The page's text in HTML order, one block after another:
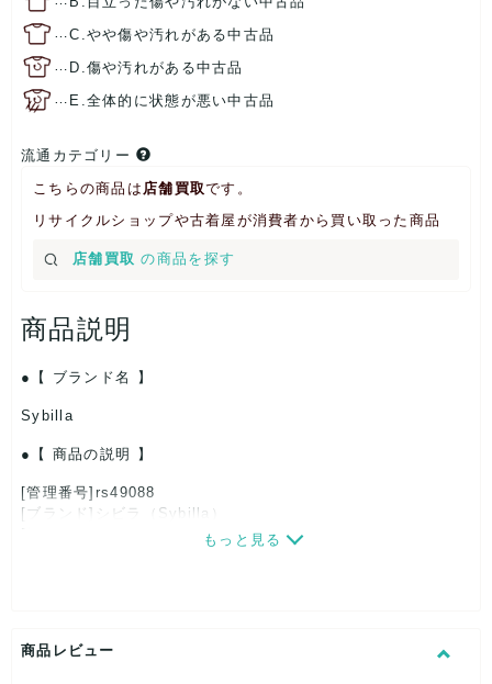
…C.やや傷や汚れがある中古品
… D.傷や汚れがある中古品
… E.全体的に状態が悪い中古品
流通カテゴリー
こちらの商品は 店舗買取です。
リサイクルショップや古着屋が消費者から買い取った商品
店舗買取 の商品を探す
商品説明
【 ブランド名 】
Sybilla
【 商品の説明 】
[管理番号]rs49088
[ブランド]シビラ（Sybilla）
表記サイズ：M
肩幅：約30cm
もっと見る
商品レビュー